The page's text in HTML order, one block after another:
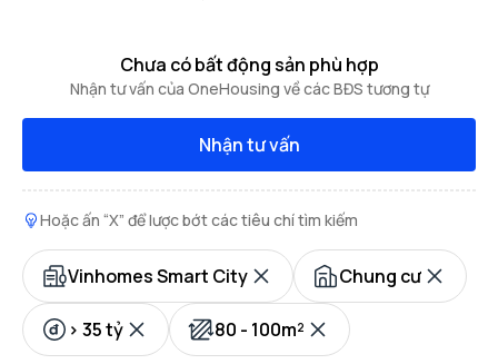
Chưa có bất động sản phù hợp
Nhận tư vấn của OneHousing về các BĐS tương tự
Nhận tư vấn
Hoặc ấn “X” để lược bớt các tiêu chí tìm kiếm
Vinhomes Smart City Chung cư
> 35 tỷ 80 - 100m²